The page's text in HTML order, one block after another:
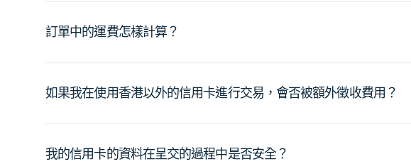
訂單中的運費怎樣計算？
如果我在使用香港以外的信用卡進行交易，會否被額外徵收費用？
我的信用卡的資料在呈交的過程中是否安全？